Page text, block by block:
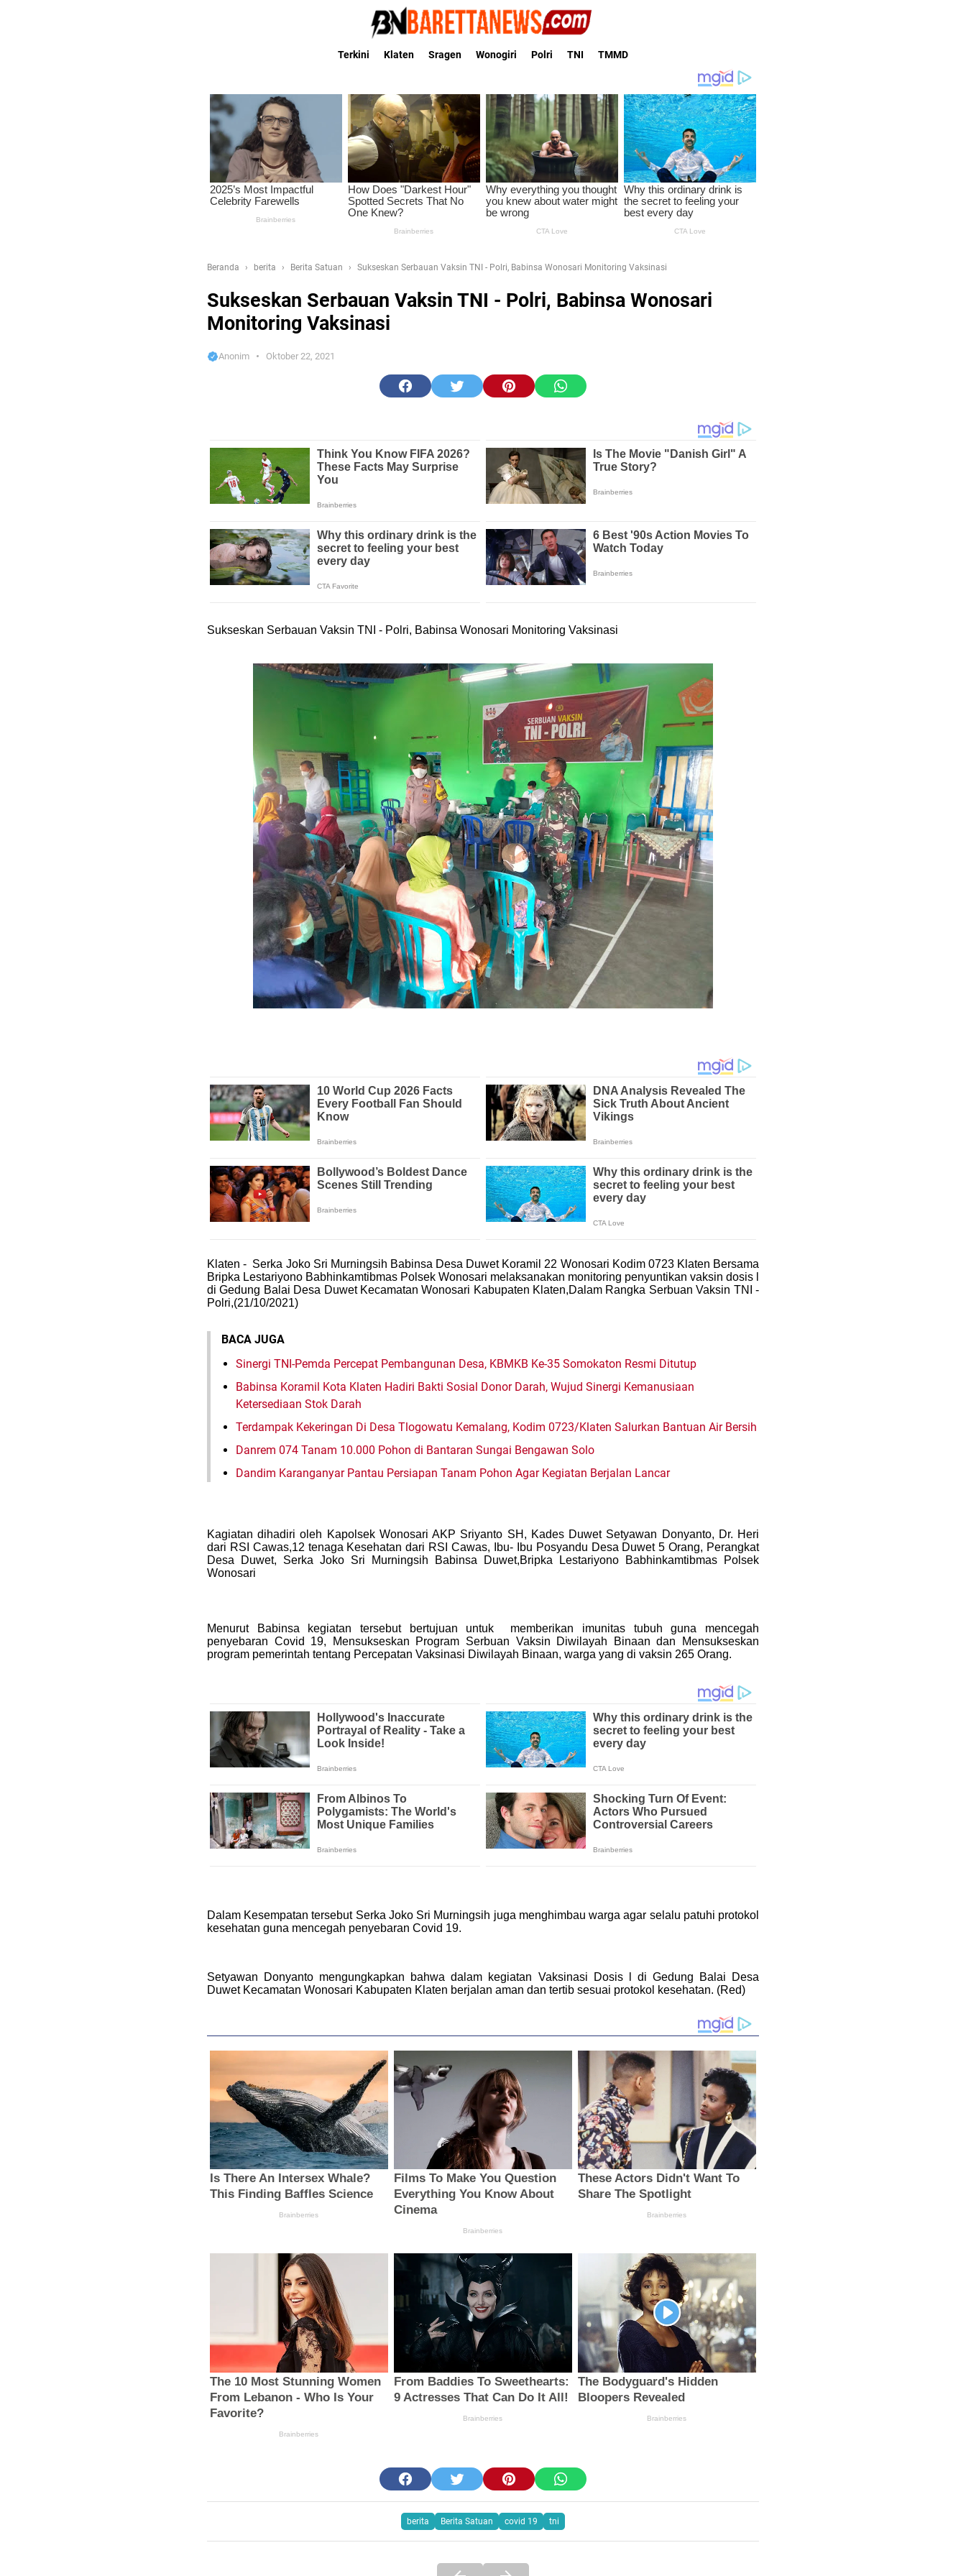
Terkini Klaten Sragen Wonogiri Polri TNI TMMD
Beranda berita Berita Satuan Sukseskan Serbauan Vaksin TNI - Polri, Babinsa Wonosari Monitoring Vaksinasi
Sukseskan Serbauan Vaksin TNI - Polri, Babinsa Wonosari
Monitoring Vaksinasi
Anonim Oktober 22, 2021
Sukseskan Serbauan Vaksin TNI - Polri, Babinsa Wonosari Monitoring Vaksinasi
Klaten - Serka Joko Sri Murningsih Babinsa Desa Duwet Koramil 22 Wonosari Kodim 0723 Klaten Bersama
Bripka Lestariyono Babhinkamtibmas Polsek Wonosari melaksanakan monitoring penyuntikan vaksin dosis l
di Gedung Balai Desa Duwet Kecamatan Wonosari Kabupaten Klaten,Dalam Rangka Serbuan Vaksin TNI -
Polri,(21/10/2021)
BACA JUGA
Sinergi TNI-Pemda Percepat Pembangunan Desa, KBMKB Ke-35 Somokaton Resmi Ditutup
Babinsa Koramil Kota Klaten Hadiri Bakti Sosial Donor Darah, Wujud Sinergi Kemanusiaan
Ketersediaan Stok Darah
Terdampak Kekeringan Di Desa Tlogowatu Kemalang, Kodim 0723/Klaten Salurkan Bantuan Air Bersih
Danrem 074 Tanam 10.000 Pohon di Bantaran Sungai Bengawan Solo
Dandim Karanganyar Pantau Persiapan Tanam Pohon Agar Kegiatan Berjalan Lancar
Kagiatan dihadiri oleh Kapolsek Wonosari AKP Sriyanto SH, Kades Duwet Setyawan Donyanto, Dr. Heri
dari RSI Cawas,12 tenaga Kesehatan dari RSI Cawas, Ibu- Ibu Posyandu Desa Duwet 5 Orang, Perangkat
Desa Duwet, Serka Joko Sri Murningsih Babinsa Duwet,Bripka Lestariyono Babhinkamtibmas Polsek
Wonosari
Menurut Babinsa kegiatan tersebut bertujuan untuk memberikan imunitas tubuh guna mencegah
penyebaran Covid 19, Mensukseskan Program Serbuan Vaksin Diwilayah Binaan dan Mensukseskan
program pemerintah tentang Percepatan Vaksinasi Diwilayah Binaan, warga yang di vaksin 265 Orang.
Dalam Kesempatan tersebut Serka Joko Sri Murningsih juga menghimbau warga agar selalu patuhi protokol
kesehatan guna mencegah penyebaran Covid 19.
Setyawan Donyanto mengungkapkan bahwa dalam kegiatan Vaksinasi Dosis l di Gedung Balai Desa
Duwet Kecamatan Wonosari Kabupaten Klaten berjalan aman dan tertib sesuai protokol kesehatan. (Red)
berita Berita Satuan covid 19 tni